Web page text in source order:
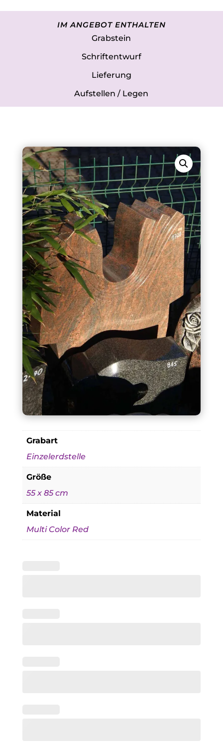
IM ANGEBOT ENTHALTEN
Grabstein
Schriftentwurf
Lieferung
Aufstellen / Legen
Grabart
Einzelerdstelle
Größe
55 x 85 cm
Material
Multi Color Red